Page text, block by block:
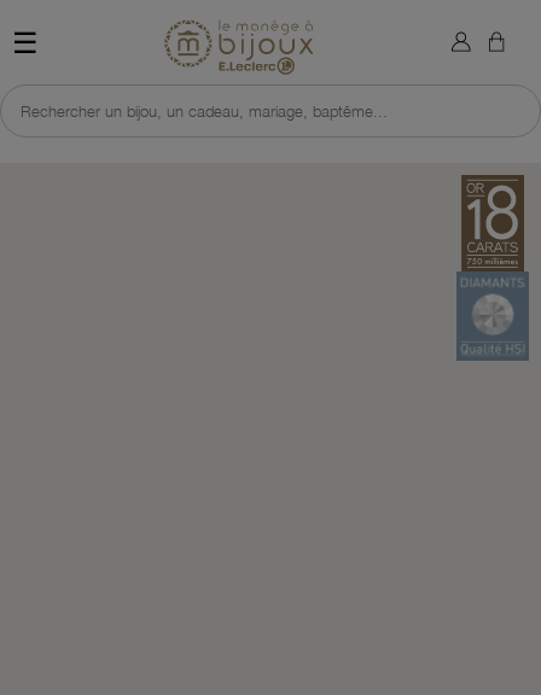
☰ Retour à l'accueil du site
Rechercher un bijou, un cadeau, mariage, baptême...
×